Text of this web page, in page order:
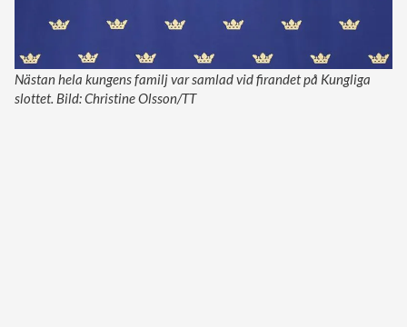
Nästan hela kungens familj var samlad vid firandet på Kungliga
slottet. Bild: Christine Olsson/TT